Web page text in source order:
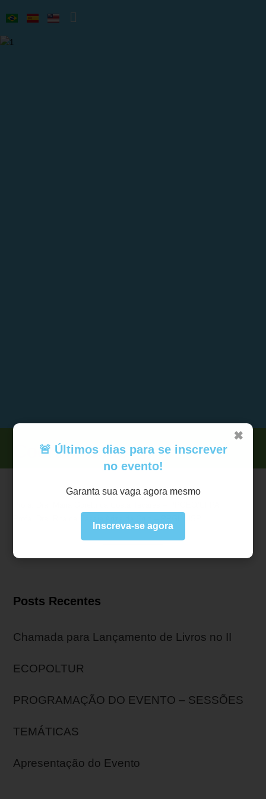
✖
🚨 Últimos dias para se inscrever
no evento!
Garanta sua vaga agora mesmo
Inscreva-se agora
Coordenação
Posts Recentes
Chamada para Lançamento de Livros no II
ECOPOLTUR
PROGRAMAÇÃO DO EVENTO – SESSÕES
TEMÁTICAS
Apresentação do Evento